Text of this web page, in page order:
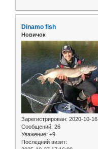
Dinamo fish
Новичок
Зарегистрирован: 2020-10-16
Сообщений: 26
Уважение: +9
Последний визит: